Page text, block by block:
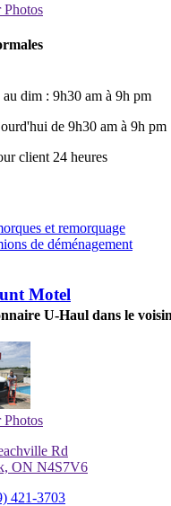
Photos
dim : 9h30 am à 9h pm
de 9h30 am à 9h pm
client 24 heures
et remorquage
de déménagement
Motel
U-Haul dans le
Photos
Rd
ON N4S7V6
421-3703